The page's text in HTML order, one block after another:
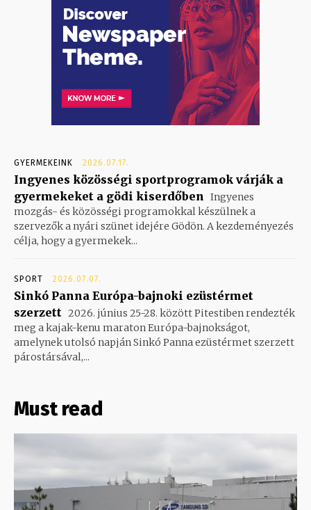
GYERMEKEINK 2026.07.17.
Ingyenes közösségi sportprogramok várják a
gyermekeket a gödi kiserdőben
Ingyenes
mozgás- és közösségi programokkal készülnek a
szervezők a nyári szünet idejére Gödön. A kezdeményezés
célja, hogy a gyermekek...
SPORT 2026.07.07.
Sinkó Panna Európa-bajnoki ezüstérmet
szerzett 2026. június 25-28. között Pitestiben rendezték
meg a kajak-kenu maraton Európa-bajnokságot,
amelynek utolsó napján Sinkó Panna ezüstérmet szerzett
párostársával,...
Must read